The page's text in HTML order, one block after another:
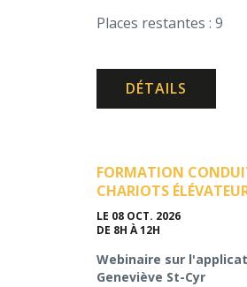
Places restantes : 9
DÉTAILS
FORMATION
CHARIOTS
LE 08 OCT. 2026
DE 8H À 12H
Webinaire sur
Geneviève St-Cyr